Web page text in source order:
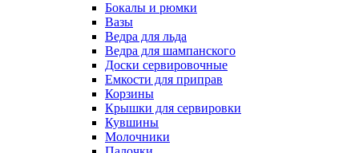
Бокалы и рюмки
Вазы
Ведра для льда
Ведра для шампанского
Доски сервировочные
Емкости для приправ
Корзины
Крышки для сервировки
Кувшины
Молочники